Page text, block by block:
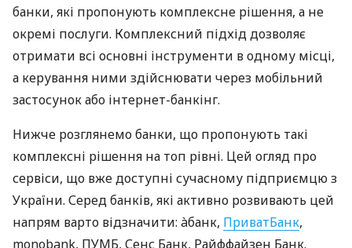
банки, які пропонують комплексне рішення, а не
окремі послуги. Комплексний підхід дозволяє
отримати всі основні інструменти в одному місці,
а керування ними здійснювати через мобільний
застосунок або інтернет-банкінг.
Нижче розглянемо банки, що пропонують такі
комплексні рішення на топ рівні. Цей огляд про
сервіси, що вже доступні сучасному підприємцю з
України. Серед банків, які активно розвивають цей
напрям варто відзначити: àбанк, ПриватБанк,
monobank, ПУМБ, Сенс Банк, Райффайзен Банк.